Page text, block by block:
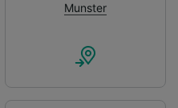
Munster